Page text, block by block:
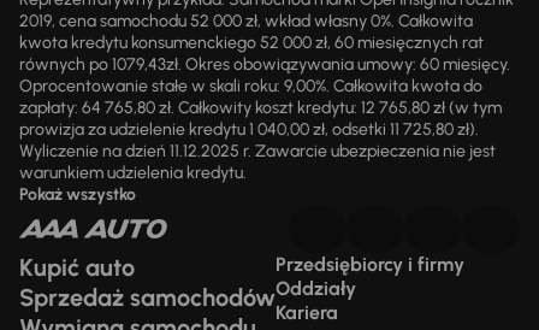
2019, cena samochodu 52 000 zł, wkład własny 0%. Całkowita
kwota kredytu konsumenckiego 52 000 zł, 60 miesięcznych rat
równych po 1079,43zł. Okres obowiązywania umowy: 60 miesięcy.
Oprocentowanie stałe w skali roku: 9,00%. Całkowita kwota do
zapłaty: 64 765,80 zł. Całkowity koszt kredytu: 12 765,80 zł (w tym
prowizja za udzielenie kredytu 1 040,00 zł, odsetki 11 725,80 zł).
Wyliczenie na dzień 11.12.2025 r. Zawarcie ubezpieczenia nie jest
warunkiem udzielenia kredytu.
Pokaż wszystko
Kupić auto
Sprzedaż samochodów
Przedsiębiorcy i firmy
Oddziały
Kariera